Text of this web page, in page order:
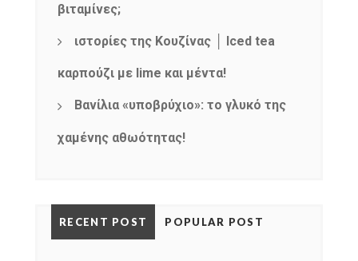
βιταμίνες;
ιστορίες της Κουζίνας │ Iced tea
καρπούζι με lime και μέντα!
Βανίλια «υποβρύχιο»: το γλυκό της
χαμένης αθωότητας!
RECENT POST POPULAR POST